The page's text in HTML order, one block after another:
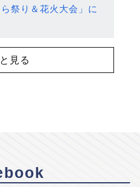
祭り＆花火大会」に
見る